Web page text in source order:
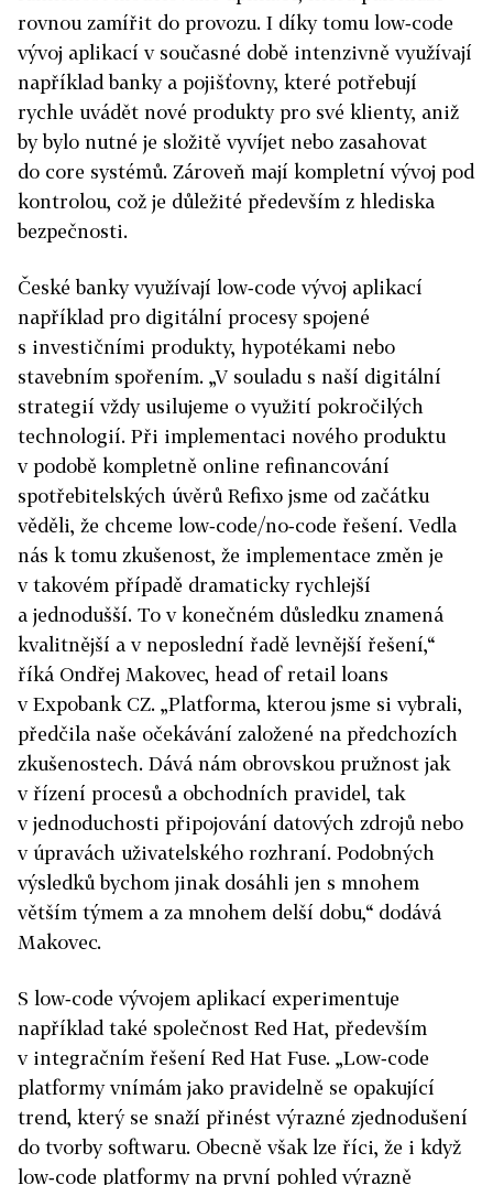
rovnou zamířit do provozu. I díky tomu low‑code
vývoj aplikací v současné době intenzivně využívají
například banky a pojišťovny, které potřebují
rychle uvádět nové produkty pro své klienty, aniž
by bylo nutné je složitě vyvíjet nebo zasahovat
do core systémů. Zároveň mají kompletní vývoj pod
kontrolou, což je důležité především z hlediska
bezpečnosti.
České banky využívají low‑code vývoj aplikací
například pro digitální procesy spojené
s investičními produkty, hypotékami nebo
stavebním spořením. „V souladu s naší digitální
strategií vždy usilujeme o využití pokročilých
technologií. Při implementaci nového produktu
v podobě kompletně online refinancování
spotřebitelských úvěrů Refixo jsme od začátku
věděli, že chceme low‑code/no‑code řešení. Vedla
nás k tomu zkušenost, že implementace změn je
v takovém případě dramaticky rychlejší
a jednodušší. To v konečném důsledku znamená
kvalitnější a v neposlední řadě levnější řešení,“
říká Ondřej Makovec, head of retail loans
v Expobank CZ. „Platforma, kterou jsme si vybrali,
předčila naše očekávání založené na předchozích
zkušenostech. Dává nám obrovskou pružnost jak
v řízení procesů a obchodních pravidel, tak
v jednoduchosti připojování datových zdrojů nebo
v úpravách uživatelského rozhraní. Podobných
výsledků bychom jinak dosáhli jen s mnohem
větším týmem a za mnohem delší dobu,“ dodává
Makovec.
S low‑code vývojem aplikací experimentuje
například také společnost Red Hat, především
v integračním řešení Red Hat Fuse. „Low‑code
platformy vnímám jako pravidelně se opakující
trend, který se snaží přinést výrazné zjednodušení
do tvorby softwaru. Obecně však lze říci, že i když
low‑code platformy na první pohled výrazně